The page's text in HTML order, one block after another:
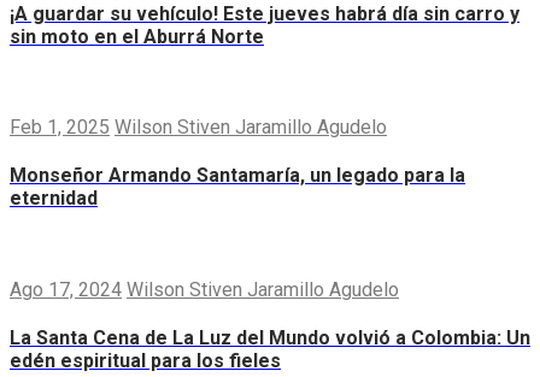
¡A guardar su vehículo! Este jueves habrá día sin carro y
sin moto en el Aburrá Norte
Feb 1, 2025 Wilson Stiven Jaramillo Agudelo
Monseñor Armando Santamaría, un legado para la
eternidad
Ago 17, 2024 Wilson Stiven Jaramillo Agudelo
La Santa Cena de La Luz del Mundo volvió a Colombia: Un
edén espiritual para los fieles